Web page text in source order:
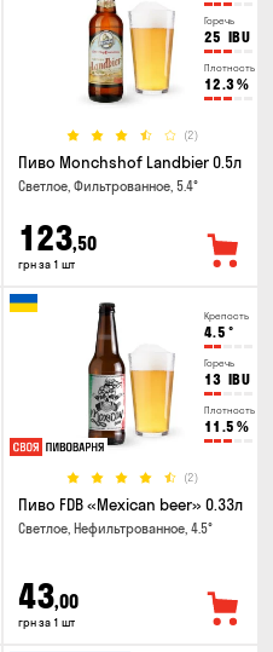
Горечь
25 IBU
Плотность
12.3%
(2)
Пиво Monchshof Landbier 0.5л
Светлое, Фильтрованное, 5.4°
123,50
грн за 1 шт
Крепость
4.5 °
Горечь
13 IBU
Плотность
11.5 %
(2)
Пиво FDB «Mexican beer» 0.33л
Светлое, Нефильтрованное, 4.5°
43,00
грн за 1 шт